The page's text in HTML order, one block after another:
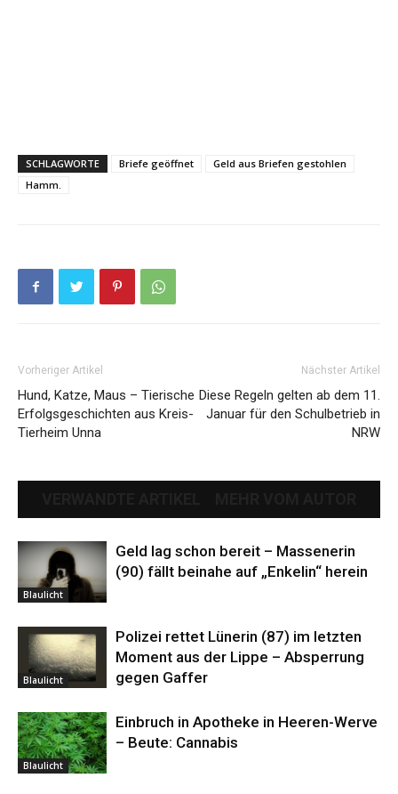
SCHLAGWORTE Briefe geöffnet
Geld aus Briefen gestohlen
Hamm.
Vorheriger Artikel
Hund, Katze, Maus – Tierische
Erfolgsgeschichten aus Kreis-
Tierheim Unna
Nächster Artikel
Diese Regeln gelten ab dem 11.
Januar für den Schulbetrieb in
NRW
Blaulicht
Geld lag schon bereit – Massenerin
(90) fällt beinahe auf „Enkelin“ herein
Blaulicht
Polizei rettet Lünerin (87) im letzten
Moment aus der Lippe – Absperrung
gegen Gaffer
Blaulicht
Einbruch in Apotheke in Heeren-Werve
– Beute: Cannabis